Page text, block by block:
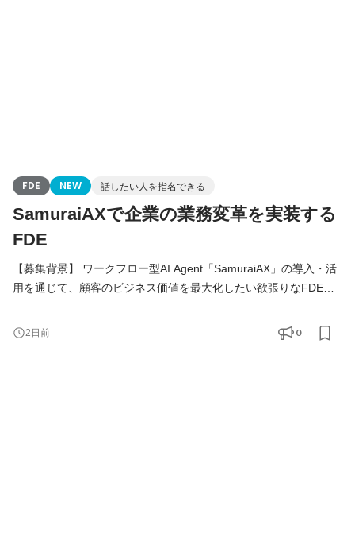
FDE NEW 話したい人を指名できる
SamuraiAXで企業の業務変革を実装する
FDE
【募集背景】 ワークフロー型AI Agent「SamuraiAX」の導入・活
用を通じて、顧客のビジネス価値を最大化したい欲張りなFDEを
を中心に導入が進み、AIを活用した業務変革への期待がますます
高まっています。私たちが目指しているのは、AIを導入すること
2日前 0